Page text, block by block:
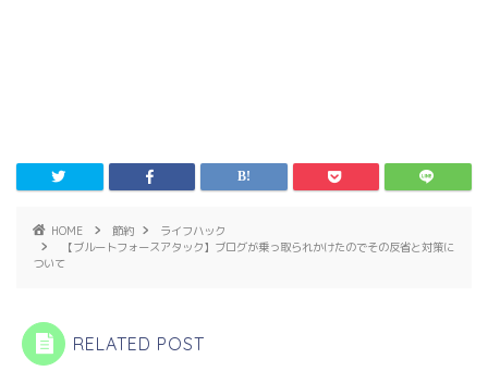
HOME 節約
ライフハック
【ブルートフォースアタック】ブログが乗っ取られかけたのでその反省と対策に
ついて
RELATED POST